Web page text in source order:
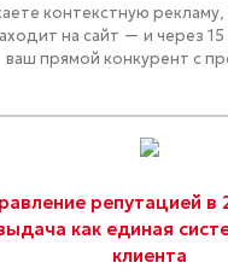
контекстную
на сайт — и через
ваш прямой конкурент с
репутацией в
как единая
клиента